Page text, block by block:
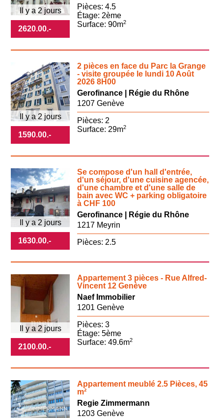
2620.00.-
Il y a 2 jours
Pièces: 4.5
Étage: 2ème
Surface: 90m2
1590.00.-
2 pièces en face du Parc la Grange
- visite groupée le lundi 10 Août
2026 8H00
Il y a 2 jours
Gerofinance | Régie du Rhône
1207 Genève
Pièces: 2
Surface: 29m2
1630.00.-
Se compose d'un hall d'entrée,
d'un séjour, d'une cuisine agencée,
d'une chambre et d'une salle de
bain avec WC + parking obligatoire
à CHF 100
Il y a 2 jours
Gerofinance | Régie du Rhône
1217 Meyrin
Pièces: 2.5
2100.00.-
Appartement 3 pièces - Rue Alfred-
Vincent 12 Genève
Il y a 2 jours
Naef Immobilier
1201 Genève
Pièces: 3
Étage: 5ème
Surface: 49.6m2
Appartement meublé 2.5 Pièces, 45
m²
Regie Zimmermann
1203 Genève